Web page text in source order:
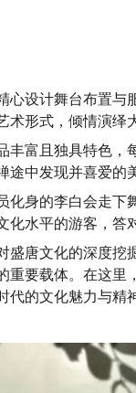
心设计舞台布置与
术形式，倾情演绎
丰富且独具特色，
途中发现并喜爱的
化身的李白会走下
化水平的游客，答
盛唐文化的深度挖
重要载体。在这里
代的文化魅力与